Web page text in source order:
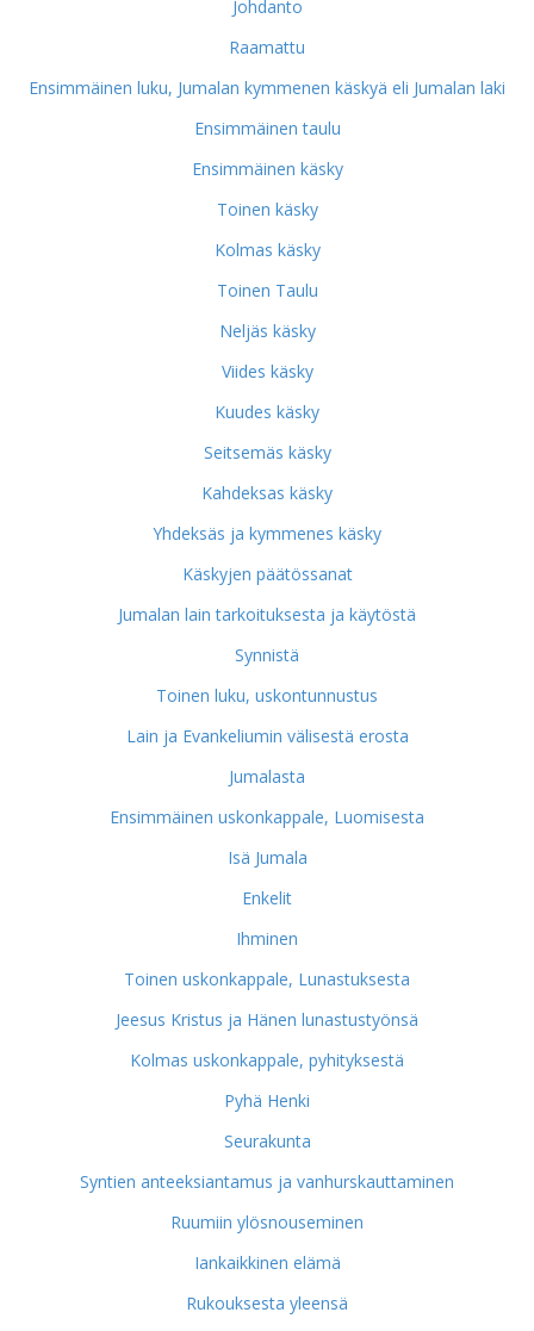
Johdanto
Raamattu
Ensimmäinen luku, Jumalan kymmenen käskyä eli Jumalan laki
Ensimmäinen taulu
Ensimmäinen käsky
Toinen käsky
Kolmas käsky
Toinen Taulu
Neljäs käsky
Viides käsky
Kuudes käsky
Seitsemäs käsky
Kahdeksas käsky
Yhdeksäs ja kymmenes käsky
Käskyjen päätössanat
Jumalan lain tarkoituksesta ja käytöstä
Synnistä
Toinen luku, uskontunnustus
Lain ja Evankeliumin välisestä erosta
Jumalasta
Ensimmäinen uskonkappale, Luomisesta
Isä Jumala
Enkelit
Ihminen
Toinen uskonkappale, Lunastuksesta
Jeesus Kristus ja Hänen lunastustyönsä
Kolmas uskonkappale, pyhityksestä
Pyhä Henki
Seurakunta
Syntien anteeksiantamus ja vanhurskauttaminen
Ruumiin ylösnouseminen
Iankaikkinen elämä
Rukouksesta yleensä